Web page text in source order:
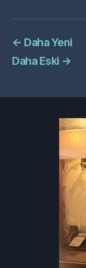
← Daha Yeni
Daha Eski →